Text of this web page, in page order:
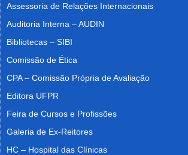
Assessoria de Relações Internacionais
Auditoria Interna – AUDIN
Bibliotecas – SIBI
Comissão de Ética
CPA – Comissão Própria de Avaliação
Editora UFPR
Feira de Cursos e Profissões
Galeria de Ex-Reitores
HC – Hospital das Clínicas